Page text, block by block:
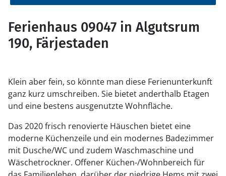
Ferienhaus 09047 in Algutsrum
190, Färjestaden
Klein aber fein, so könnte man diese Ferienunterkunft
ganz kurz umschreiben. Sie bietet anderthalb Etagen
und eine bestens ausgenutzte Wohnfläche.
Das 2020 frisch renovierte Häuschen bietet eine
moderne Küchenzeile und ein modernes Badezimmer
mit Dusche/WC und zudem Waschmaschine und
Wäschetrockner. Offener Küchen-/Wohnbereich für